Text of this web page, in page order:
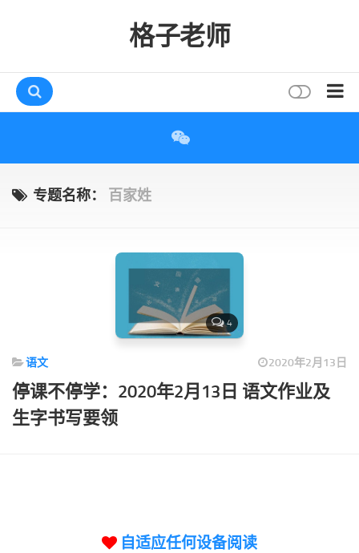
格子老师
互动
标签
论坛
论坛搜索
专题名称： 百家姓
4
语文 2020年2月13日
停课不停学：2020年2月13日 语文作业及
生字书写要领
自适应任何设备阅读